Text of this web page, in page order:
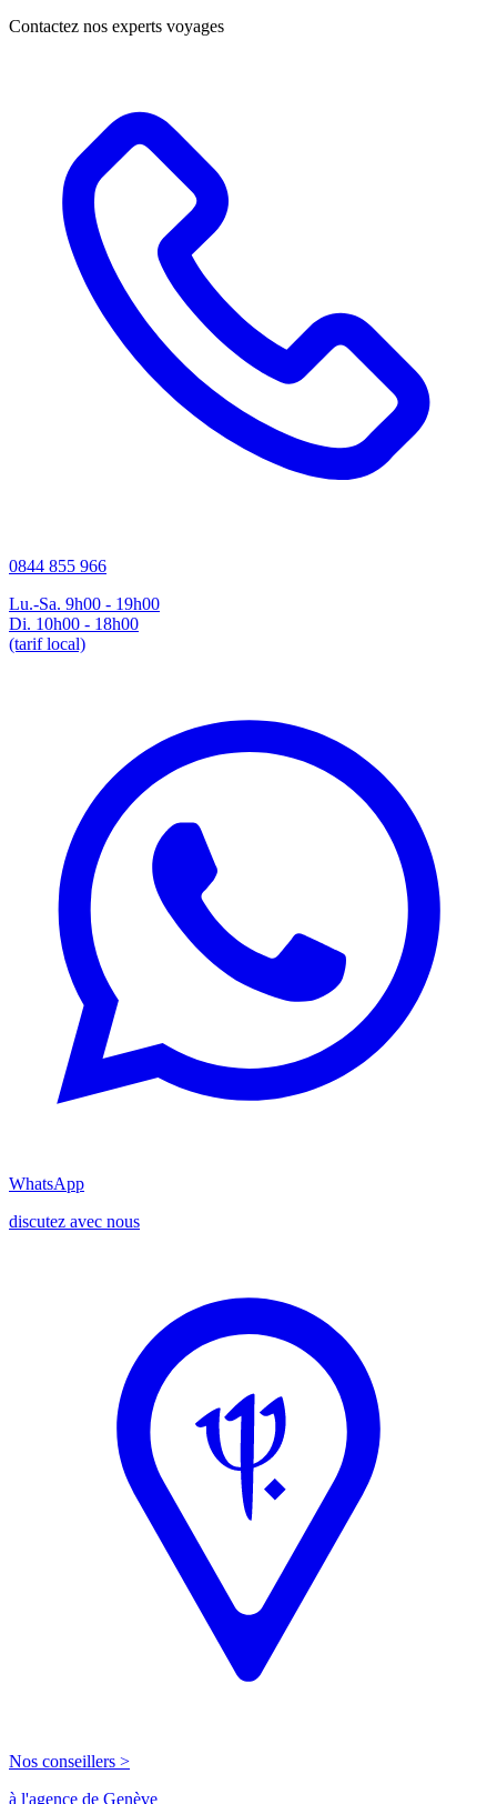
Contactez nos experts voyages
0844 855 966
Lu.-Sa. 9h00 - 19h00
Di. 10h00 - 18h00
(tarif local)
WhatsApp
discutez avec nous
Nos conseillers >
à l'agence de Genève